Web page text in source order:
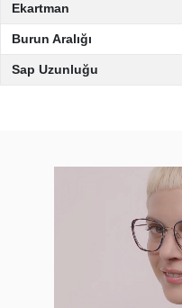
Ekartman
Burun Aralığı
Sap Uzunluğu